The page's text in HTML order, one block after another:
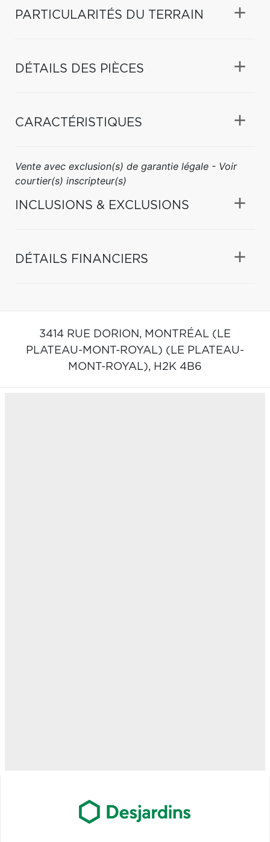
PARTICULARITÉS DU TERRAIN
DÉTAILS DES PIÈCES
CARACTÉRISTIQUES
Vente avec exclusion(s) de garantie légale - Voir
courtier(s) inscripteur(s)
INCLUSIONS & EXCLUSIONS
DÉTAILS FINANCIERS
3414 RUE DORION, MONTRÉAL (LE
PLATEAU-MONT-ROYAL) (LE PLATEAU-
MONT-ROYAL), H2K 4B6